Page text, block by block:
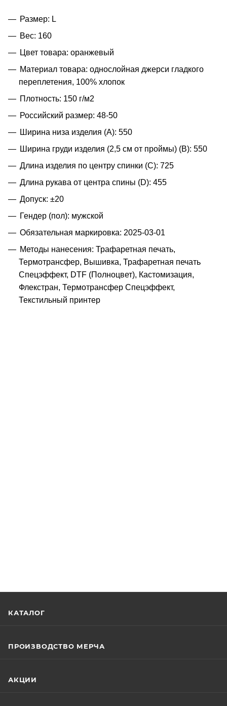
Размер: L
Вес: 160
Цвет товара: оранжевый
Материал товара: однослойная джерси гладкого
переплетения, 100% хлопок
Плотность: 150 г/м2
Российский размер: 48-50
Ширина низа изделия (A): 550
Ширина груди изделия (2,5 см от проймы) (B): 550
Длина изделия по центру спинки (C): 725
Длина рукава от центра спины (D): 455
Допуск: ±20
Гендер (пол): мужской
Обязательная маркировка: 2025-03-01
Методы нанесения: Трафаретная печать,
Термотрансфер, Вышивка, Трафаретная печать
Спецэффект, DTF (Полноцвет), Кастомизация,
Флекстран, Термотрансфер Спецэффект,
Текстильный принтер
КАТАЛОГ
ПРОИЗВОДСТВО МЕРЧА
АКЦИИ